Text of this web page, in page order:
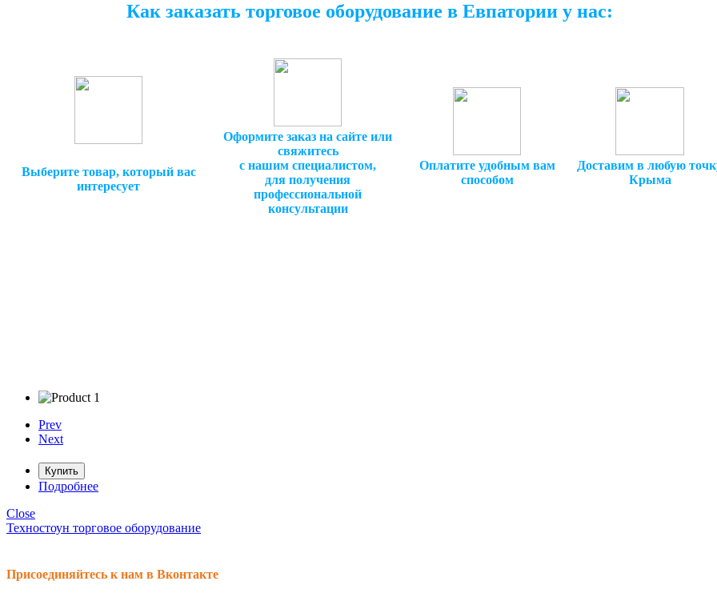
Как заказать торговое оборудование в Евпатории у нас:
Выберите товар, который вас
интересует
Оформите заказ на сайте или
свяжитесь
с нашим специалистом,
для получения
профессиональной
консультации
Оплатите удобным вам
способом
Доставим в любую
Крыма
Prev
Next
Купить
Подробнее
Close
Техностоун торговое оборудование
Присоединяйтесь к нам в Вконтакте